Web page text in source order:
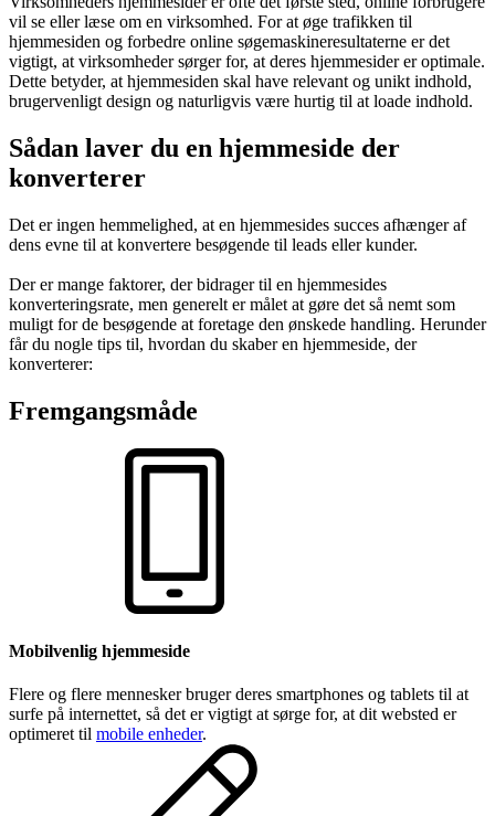
vil se eller læse om en virksomhed. For at øge trafikken til
hjemmesiden og forbedre online søgemaskineresultaterne er det
vigtigt, at virksomheder sørger for, at deres hjemmesider er optimale.
Dette betyder, at hjemmesiden skal have relevant og unikt indhold,
brugervenligt design og naturligvis være hurtig til at loade indhold.
Sådan laver du en hjemmeside der
konverterer
Det er ingen hemmelighed, at en hjemmesides succes afhænger af
dens evne til at konvertere besøgende til leads eller kunder.
Der er mange faktorer, der bidrager til en hjemmesides
konverteringsrate, men generelt er målet at gøre det så nemt som
muligt for de besøgende at foretage den ønskede handling. Herunder
får du nogle tips til, hvordan du skaber en hjemmeside, der
konverterer:
Fremgangsmåde
Mobilvenlig hjemmeside
Flere og flere mennesker bruger deres smartphones og tablets til at
surfe på internettet, så det er vigtigt at sørge for, at dit websted er
optimeret til mobile enheder.